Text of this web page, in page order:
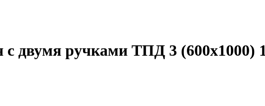
двумя ручками ТПД 3 (600х1000)